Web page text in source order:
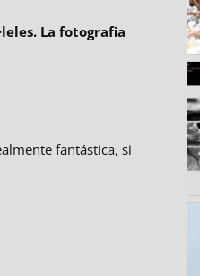
La fotografia
fantástica, si